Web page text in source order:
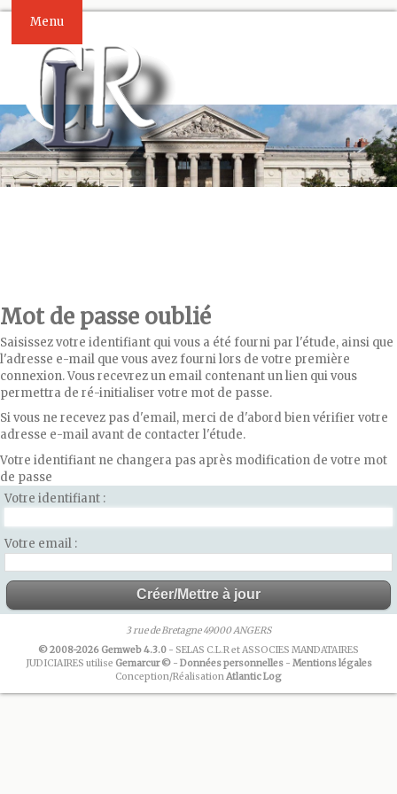
Menu
Mot de passe oublié
Saisissez votre identifiant qui vous a été fourni par l'étude, ainsi que
l'adresse e-mail que vous avez fourni lors de votre première
connexion. Vous recevrez un email contenant un lien qui vous
permettra de ré-initialiser votre mot de passe.
Si vous ne recevez pas d'email, merci de d'abord bien vérifier votre
adresse e-mail avant de contacter l'étude.
Votre identifiant ne changera pas après modification de votre mot
de passe
Votre identifiant
Votre email
3 rue de Bretagne 49000 ANGERS
© 2008-2026 Gemweb 4.3.0 - SELAS C.L.R et ASSOCIES MANDATAIRES
JUDICIAIRES utilise Gemarcur ©- Données personnelles- Mentions légales
Conception/RéalisationAtlantic Log